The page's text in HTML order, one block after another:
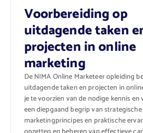
Voorbereiding op
uitdagende taken
projecten in online
marketing
De NIMA Online Marketeer opleiding
uitdagende taken en projecten in
je te voorzien van de nodige kennis en
een diepgaand begrip van
marketingprincipes en praktische